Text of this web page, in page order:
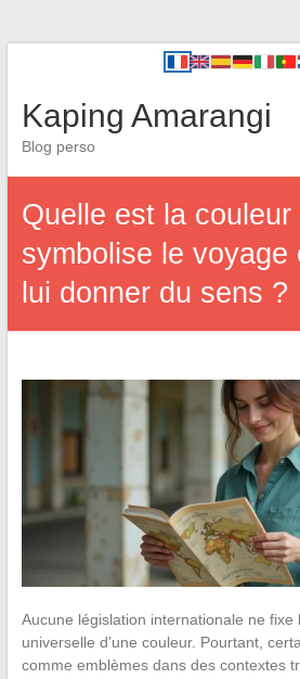
Kaping Amarangi
Blog perso
Quelle est la couleur
symbolise le voyage
lui donner du sens ?
Aucune législation internationale ne fixe
universelle d’une couleur. Pourtant,
comme emblèmes dans des contextes